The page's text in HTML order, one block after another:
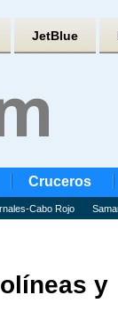
JetBlue
Cruceros
Cabo Rojo
y